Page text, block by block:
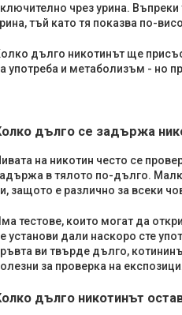
чрез урина. Въпреки
тъй като тя показва по-
дълго никотинът ще
употреба и метаболизъм - но
дълго се задържа
на никотин често се
в тялото по-дълго.
защото е различно за всеки
тестове, които могат да
установи дали наскоро сте
ви твърде дълго,
за проверка на
дълго никотинът